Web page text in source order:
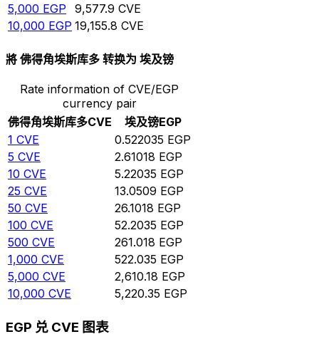
5,000 EGP 9,577.9 CVE
10,000 EGP 19,155.8 CVE
將 佛得角埃斯库多 转换为 埃及镑
Rate information of CVE/EGP
currency pair
佛得角埃斯库多CVE 埃及镑EGP
1 CVE 0.522035 EGP
5 CVE 2.61018 EGP
10 CVE 5.22035 EGP
25 CVE 13.0509 EGP
50 CVE 26.1018 EGP
100 CVE 52.2035 EGP
500 CVE 261.018 EGP
1,000 CVE 522.035 EGP
5,000 CVE 2,610.18 EGP
10,000 CVE 5,220.35 EGP
EGP 兑 CVE 图表